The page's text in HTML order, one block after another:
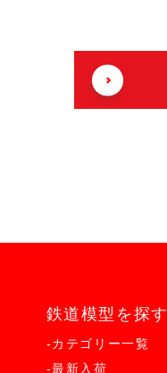
鉄道模型を探す
-カテゴリー一覧
-最新入荷